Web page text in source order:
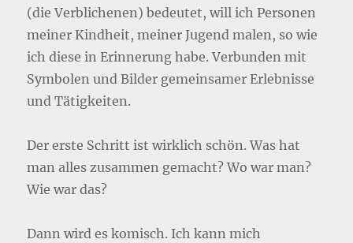
(die Verblichenen) bedeutet, will ich Personen
meiner Kindheit, meiner Jugend malen, so wie
ich diese in Erinnerung habe. Verbunden mit
Symbolen und Bilder gemeinsamer Erlebnisse
und Tätigkeiten.
Der erste Schritt ist wirklich schön. Was hat
man alles zusammen gemacht? Wo war man?
Wie war das?
Dann wird es komisch. Ich kann mich